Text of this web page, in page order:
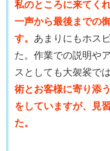
私のところに来てく
一声から最後までの
す。 あまりにもホス
た。作業での説明や
スとしても大袈裟で
術とお客様に寄り添
をしていますが、見
た。